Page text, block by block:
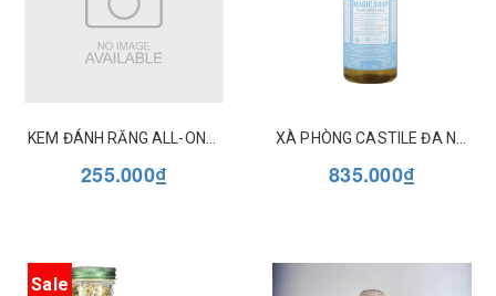
255.000₫ 835.000₫
Sale